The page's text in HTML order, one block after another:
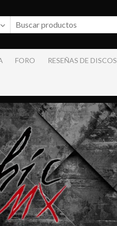
FORO RESEÑAS DE DISCOS